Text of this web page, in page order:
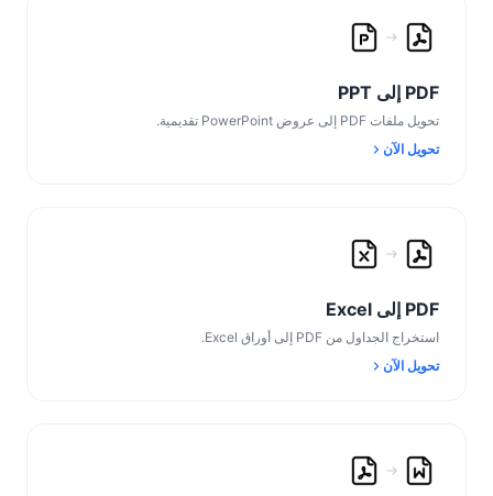
PDF إلى PPT
تحويل ملفات PDF إلى عروض PowerPoint تقديمية.
تحويل الآن
PDF إلى Excel
استخراج الجداول من PDF إلى أوراق Excel.
تحويل الآن